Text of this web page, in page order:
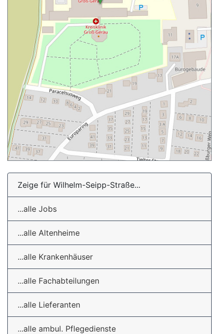
Zeige für Wilhelm-Seipp-Straße...
...alle Jobs
...alle Altenheime
...alle Krankenhäuser
...alle Fachabteilungen
...alle Lieferanten
...alle ambul. Pflegedienste